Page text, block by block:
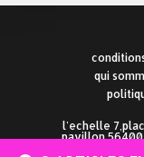
qui
l'echelle
pavillon